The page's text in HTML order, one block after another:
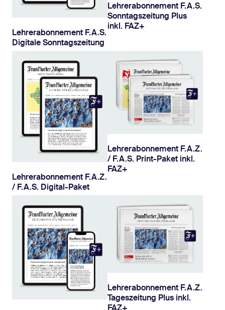
Lehrerabonnement F.A.S.
Digitale Sonntagszeitung
Lehrerabonnement F.A.S.
Sonntagszeitung Plus
inkl. FAZ+
Lehrerabonnement F.A.Z.
/ F.A.S. Digital-Paket
Lehrerabonnement F.A.Z.
/ F.A.S. Print-Paket inkl.
FAZ+
Lehrerabonnement F.A.Z.
Tageszeitung Plus inkl.
FAZ+